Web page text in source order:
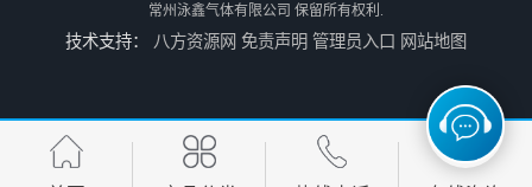
工业气体_无锡环氧乙烷供应_泳鑫气体 江苏环氧乙烷配送_工业气体
常州泳鑫气体有限公司 保留所有权利.
技术支持： 八方资源网 免责声明 管理员入口 网站地图